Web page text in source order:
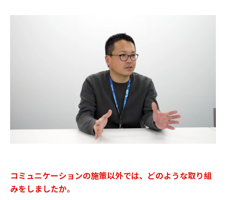
コミュニケーションの施策以外では、どのような取り組
みをしましたか。